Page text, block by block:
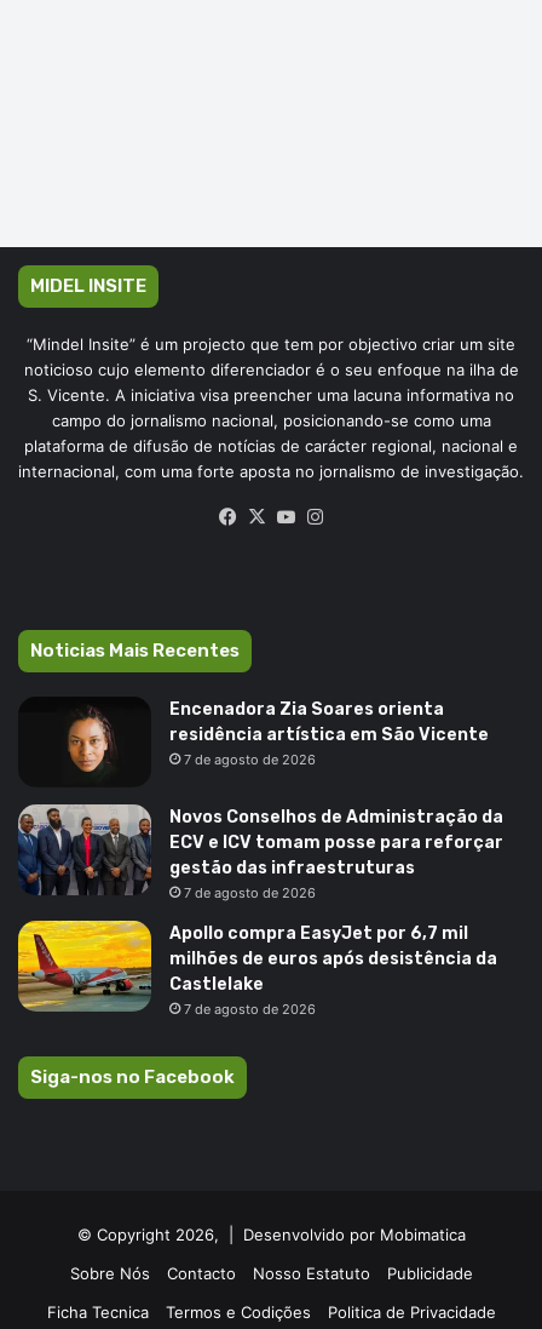
MIDEL INSITE
“Mindel Insite” é um projecto que tem por objectivo criar um site
noticioso cujo elemento diferenciador é o seu enfoque na ilha de
S. Vicente. A iniciativa visa preencher uma lacuna informativa no
campo do jornalismo nacional, posicionando-se como uma
plataforma de difusão de notícias de carácter regional, nacional e
internacional, com uma forte aposta no jornalismo de investigação.
Facebook
X YouTube
Noticias Mais Recentes
Encenadora Zia Soares orienta
residência artística em São Vicente
7 de agosto de 2026
Novos Conselhos de Administração da
ECV e ICV tomam posse para reforçar
gestão das infraestruturas
7 de agosto de 2026
Apollo compra EasyJet por 6,7 mil
milhões de euros após desistência da
Castlelake
7 de agosto de 2026
Siga-nos no Facebook
© Copyright 2026, | Desenvolvido por Mobimatica
Sobre Nós
Contacto Nosso Estatuto
Publicidade
Ficha Tecnica
Termos e Codições Politica de Privacidade